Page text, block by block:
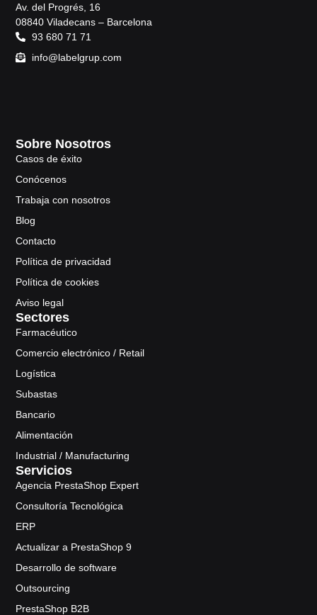
Sobre Nosotros
Casos de éxito
Conócenos
Trabaja con nosotros
Blog
Contacto
Política de privacidad
Política de cookies
Aviso legal
Sectores
Farmacéutico
Comercio electrónico / Retail
Logística
Subastas
Bancario
Alimentación
Industrial / Manufacturing
Servicios
Agencia PrestaShop Expert
Consultoría Tecnológica
ERP
Actualizar a PrestaShop 9
Desarrollo de software
Outsourcing
PrestaShop B2B
Av. del Progrés, 16
08840 Viladecans – Barcelona
93 680 71 71
info@labelgrup.com